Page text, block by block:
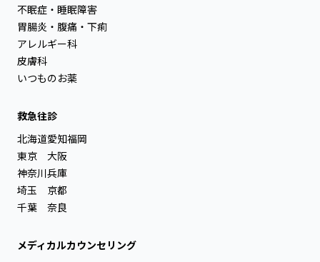
不眠症・睡眠障害
胃腸炎・腹痛・下痢
アレルギー科
皮膚科
いつものお薬
救急往診
北海道
東京
神奈川
埼玉
千葉
愛知
大阪
兵庫
京都
奈良
福岡
メディカルカウンセリング